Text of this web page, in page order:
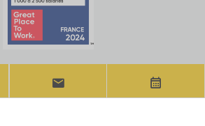
Candidature Spontanée
Nos
INFORMATIONS RELATIVES AUX COOKIES